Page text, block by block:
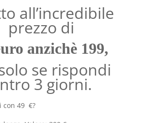
all’incredibile
prezzo di
anzichè 199,
se rispondi
3 giorni.
con 49 €?